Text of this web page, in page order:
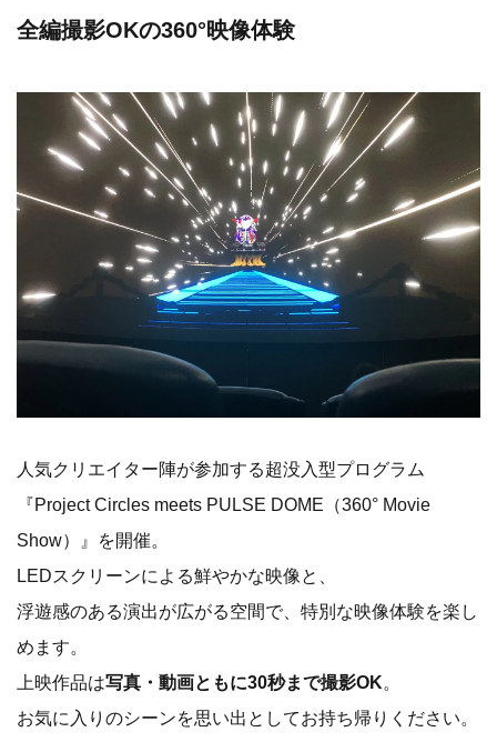
全編撮影OKの360°映像体験
人気クリエイター陣が参加する超没入型プログラム
『Project Circles meets PULSE DOME（360° Movie
Show）』を開催。
LEDスクリーンによる鮮やかな映像と、
浮遊感のある演出が広がる空間で、特別な映像体験を楽し
めます。
上映作品は写真・動画ともに30秒まで撮影OK。
お気に入りのシーンを思い出としてお持ち帰りください。